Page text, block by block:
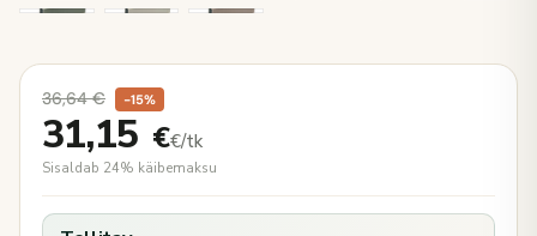
36,64€ −15%
31,15 €€/tk
Sisaldab 24% käibemaksu